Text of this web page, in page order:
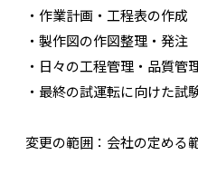
・作業計画・工程表の作成
・製作図の作図整理・発注
・日々の工程管理・品質管
・最終の試運転に向けた試
変更の範囲：会社の定める